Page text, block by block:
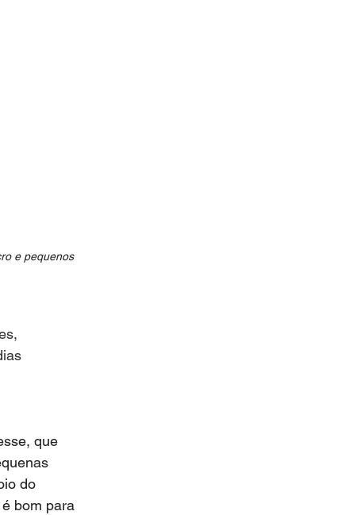
e pequenos
que
do
bom para